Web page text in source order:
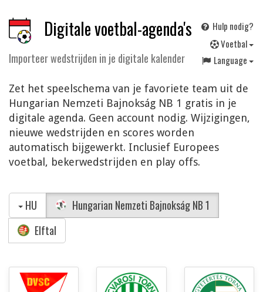
Digitale voetbal-agenda's
Importeer wedstrijden in je digitale kalender
Hulp nodig?
Voetbal
Language
Zet het speelschema van je favoriete team uit de
Hungarian Nemzeti Bajnokság NB 1 gratis in je
digitale agenda. Geen account nodig. Wijzigingen,
nieuwe wedstrijden en scores worden
automatisch bijgewerkt. Inclusief Europees
voetbal, bekerwedstrijden en play offs.
HU
Hungarian Nemzeti Bajnokság NB 1
Elftal